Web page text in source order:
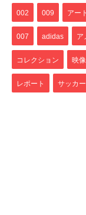
002 009 アート
007 adidas ア
コレクション 映像
レポート サッカー